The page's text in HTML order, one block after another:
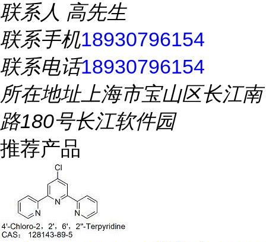
联系人 高先生
联系手机18930796154
联系电话18930796154
所在地址上海市宝山区长江南
路180号长江软件园
推荐产品